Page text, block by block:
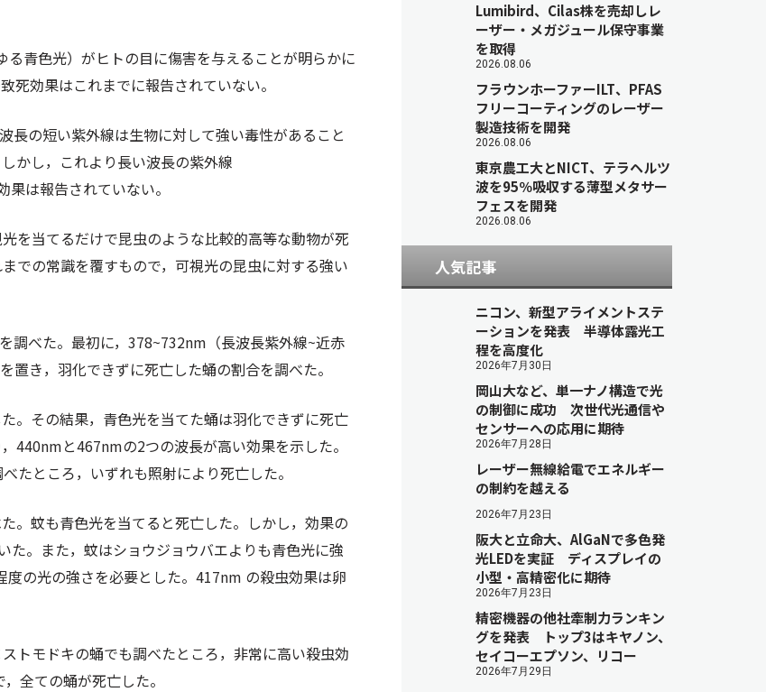
青色光）がヒトの目に傷害を与えることが明らかに
死効果はこれまでに報告されていない。
長の短い紫外線は生物に対して強い毒性があること
かし，これより長い波長の紫外線
果は報告されていない。
を当てるだけで昆虫のような比較的高等な動物が死
での常識を覆すもので，可視光の昆虫に対する強い
調べた。最初に，378~732nm（長波長紫外線~近赤
き，羽化できずに死亡した蛹の割合を調べた。
。その結果，青色光を当てた蛹は羽化できずに死亡
440nmと467nmの2つの波長が高い効果を示した。
たところ，いずれも照射により死亡した。
。蚊も青色光を当てると死亡した。しかし，効果の
。また，蚊はショウジョウバエよりも青色光に強
の光の強さを必要とした。417nm の殺虫効果は卵
トモドキの蛹でも調べたところ，非常に高い殺虫効
全ての蛹が死亡した。
Lumibird、Cilas株を売却しレ
ーザー・メガジュール保守事業
を取得
2026.08.06
フラウンホーファーILT、PFAS
フリーコーティングのレーザー
製造技術を開発
2026.08.06
東京農工大とNICT、テラヘルツ
波を95％吸収する薄型メタサー
フェスを開発
2026.08.06
人気記事
ニコン、新型アライメントステ
ーションを発表 半導体露光工
程を高度化
2026年7月30日
岡山大など、単一ナノ構造で光
の制御に成功 次世代光通信や
センサーへの応用に期待
2026年7月28日
レーザー無線給電でエネルギー
の制約を越える
2026年7月23日
阪大と立命大、AlGaNで多色発
光LEDを実証 ディスプレイの
小型・高精密化に期待
2026年7月23日
精密機器の他社牽制力ランキン
グを発表 トップ3はキヤノン、
セイコーエプソン、リコー
2026年7月29日